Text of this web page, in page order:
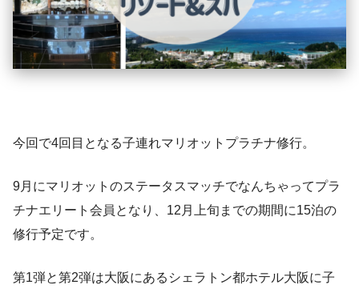
今回で4回目となる子連れマリオットプラチナ修行。
9月にマリオットのステータスマッチでなんちゃってプラ
チナエリート会員となり、12月上旬までの期間に15泊の
修行予定です。
第1弾と第2弾は大阪にあるシェラトン都ホテル大阪に子